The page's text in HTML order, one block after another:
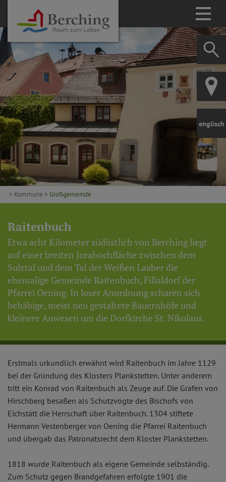
englisch
> Kommune > Großgemeinde
Raitenbuch
Etwa acht Kilometer südöstlich von Berching liegt
auf einer breiten Jurahochfläche zwischen dem
Sulztal und dem Tal der Weißen Laaber die
ehemalige Gemeinde Raitenbuch, Filialdorf der
Pfarrei Oening. In loser Anordnung scharen sich
behäbige, meist neu gestaltete Bauernhöfe und
kleinere Anwesen um die Dorfkirche St. Nikolaus.
Erstmals urkundlich erwähnt wird Raitenbuch im Jahre 1129
bei der Gründung des Klosters Plankstetten. Unter anderem
tritt ein Konrad von Raitenbuch als Zeuge auf. Die Grafen von
Hirschberg besaßen als Schutzvögte des Bischofs von
Eichstätt die Herrschaft über Raitenbuch. 1304 stiftete
Hermann Vestenberger von Oening die Pfarrei Raitenbuch
und übergab das Patronatsrecht dem Kloster Plankstetten.
1818 wurde Raitenbuch als eigene Gemeinde selbständig.
Zum Schutz gegen Brandgefahren erfolgte 1901 die